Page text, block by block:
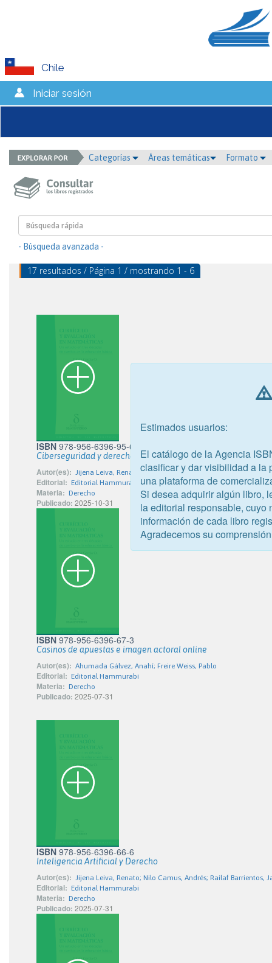
Chile
Iniciar sesión
Categorías Áreas temáticas Formato
- Búsqueda avanzada -
17 resultados / Página 1 / mostrando 1 - 6
ISBN 978-956-6396-95-6
Ciberseguridad y derecho. Datos personales y delitos
Autor(es): Jijena Leiva, Renato
Editorial: Editorial Hammurabi
Materia: Derecho
Publicado: 2025-10-31
ISBN 978-956-6396-67-3
Casinos de apuestas e imagen actoral online
Autor(es): Ahumada Gálvez, Anahí; Freire Weiss, Pablo
Editorial: Editorial Hammurabi
Materia: Derecho
Publicado: 2025-07-31
ISBN 978-956-6396-66-6
Inteligencia Artificial y Derecho
Autor(es): Jijena Leiva, Renato; Nilo Camus, Andrés; Railaf Barrientos,
Editorial: Editorial Hammurabi
Materia: Derecho
Publicado: 2025-07-31
Estimados usuarios:
El catálogo de la Agencia
clasificar y dar visibilidad a la
una plataforma de
Si desea adquirir algún libro,
la editorial responsable, cuyo
información de cada libro
Agradecemos su